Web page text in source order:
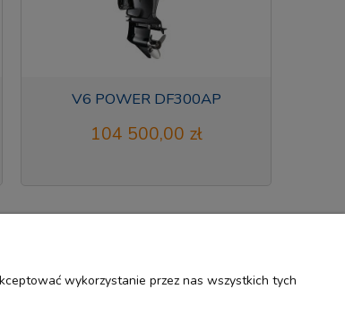
V6 POWER DF300AP
104 500,00 zł
wykorzystanie przez nas wszystkich tych